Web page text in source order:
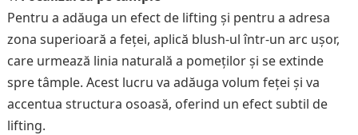
Pentru a adăuga un efect de lifting și pentru a adresa
zona superioară a feței, aplică blush-ul într-un arc ușor,
care urmează linia naturală a pomeților și se extinde
spre tâmple. Acest lucru va adăuga volum feței și va
accentua structura osoasă, oferind un efect subtil de
lifting.